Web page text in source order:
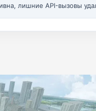
лишние API-вызовы